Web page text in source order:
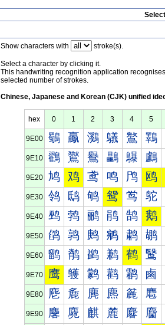
Show characters with stroke(s).
Select a character by clicking it.
This handwriting recognition application
selected number of strokes.
Chinese, Japanese and Korean (CJK) unified
hex 0 1 2 3 4 5
9E00 鸀 鸁 鸂 鸃 鸄 鸅
9E10 鸐 鸑 鸒 鸓 鸔 鸕
9E20 鸠 鸡 鸢 鸣 鸤 鸥
9E30 鸰 鸱 鸲 鸳 鸴 鸵
9E40 鹀 鹁 鹂 鹃 鹄 鹅
9E50 鹐 鹑 鹒 鹓 鹔 鹕
9E60 鹠 鹡 鹢 鹣 鹤 鹥
9E70 鹰 鹱 鹲 鹳 鹴 鹵
9E80 麀 麁 麂 麃 麄 麅
9E90 麐 麑 麒 麓 麔 麕